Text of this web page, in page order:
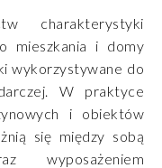
charakterystyki
mieszkania i domy
wykorzystywane do
W praktyce
i obiektów
się między sobą
wyposażeniem